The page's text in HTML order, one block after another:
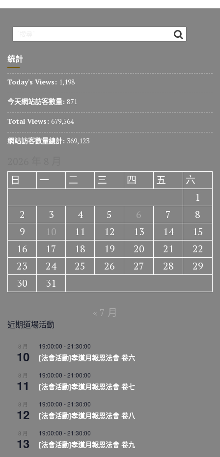
統計
Today's Views: 1,198
今天網站訪客數量: 871
Total Views: 679,564
網站訪客數量總計: 369,123
日
一 二 三 四 五
六
1
2
3 4 5 6 7
8
9
10 11 12 13 14
15
16
17 18 19 20 21
22
23
24 25 26 27 28
29
30
31
« 7 月
近期道場活動
8 月
10
19:00:00 -21:30:00
[法會活動]孝道月報恩法會 卷六
8 月
11
19:00:00 -21:00:00
[法會活動]孝道月報恩法會 卷七
8 月
12
19:00:00 -21:30:00
[法會活動]孝道月報恩法會 卷八
8 月
13
19:00:00 -21:30:00
[法會活動]孝道月報恩法會 卷九